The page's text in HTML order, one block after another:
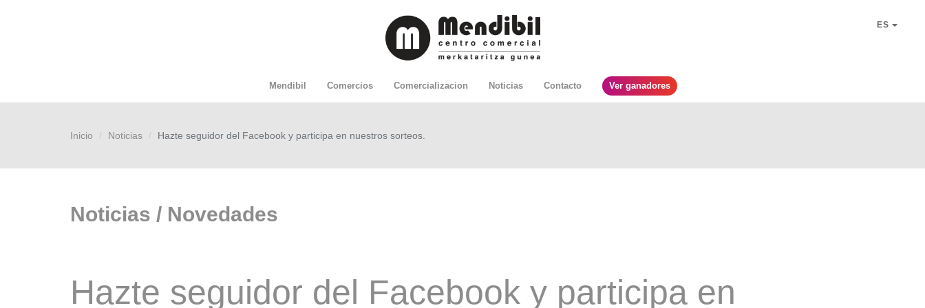
ES
Mendibil Comercios Comercializacion Noticias Contacto Ver ganadores
Inicio Noticias Hazte seguidor del Facebook y participa en nuestros sorteos.
Noticias / Novedades
Hazte seguidor del Facebook y participa en